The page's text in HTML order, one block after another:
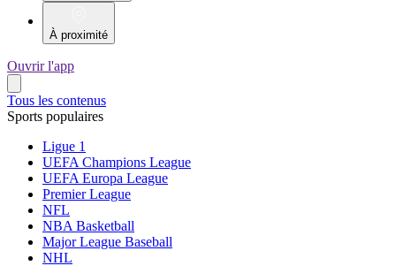
À proximité
Ouvrir l'app
Tous les contenus
Sports populaires
Ligue 1
UEFA Champions League
UEFA Europa League
Premier League
NFL
NBA Basketball
Major League Baseball
NHL